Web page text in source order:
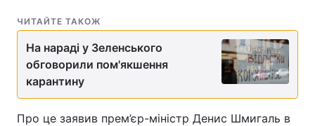
ЧИТАЙТЕ ТАКОЖ
На нараді у Зеленського
обговорили пом'якшення
карантину
Про це заявив прем’єр-міністр Денис Шмигаль в